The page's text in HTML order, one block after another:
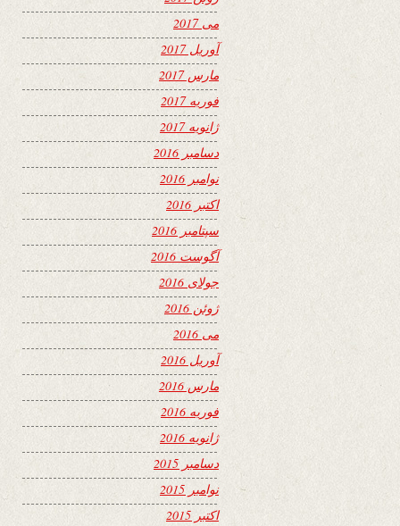
می 2017
آوریل 2017
مارس 2017
فوریه 2017
ژانویه 2017
دسامبر 2016
نوامبر 2016
اکتبر 2016
سپتامبر 2016
آگوست 2016
جولای 2016
ژوئن 2016
می 2016
آوریل 2016
مارس 2016
فوریه 2016
ژانویه 2016
دسامبر 2015
نوامبر 2015
اکتبر 2015